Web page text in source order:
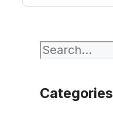
Search
Categories